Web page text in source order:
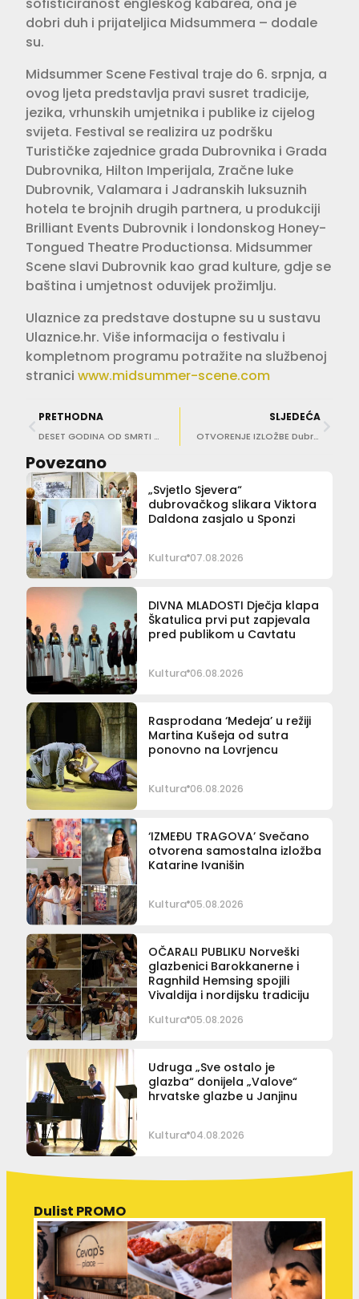
dobri duh i prijateljica Midsummera – dodale
su.
Midsummer Scene Festival traje do 6. srpnja, a
ovog ljeta predstavlja pravi susret tradicije,
jezika, vrhunskih umjetnika i publike iz cijelog
svijeta. Festival se realizira uz podršku
Turističke zajednice grada Dubrovnika i Grada
Dubrovnika, Hilton Imperijala, Zračne luke
Dubrovnik, Valamara i Jadranskih luksuznih
hotela te brojnih drugih partnera, u produkciji
Brilliant Events Dubrovnik i londonskog Honey-
Tongued Theatre Productionsa. Midsummer
Scene slavi Dubrovnik kao grad kulture, gdje se
baština i umjetnost oduvijek prožimlju.
Ulaznice za predstave dostupne su u sustavu
Ulaznice.hr. Više informacija o festivalu i
kompletnom programu potražite na službenoj
stranici www.midsummer-scene.com
PRETHODNA
DESET GODINA OD SMRTI VOLJENOG MAESTRA Koncert u sjećanje na Iva Dražinića
SLJEDEĆA
OTVORENJE IZLOŽBE Dubravka Lošić: Libertas Bells
Povezano
„Svjetlo Sjevera“
dubrovačkog slikara Viktora
Daldona zasjalo u Sponzi
Kultura 07.08.2026
DIVNA MLADOSTI Dječja klapa
Škatulica prvi put zapjevala
pred publikom u Cavtatu
Kultura 06.08.2026
Rasprodana ‘Medeja’ u režiji
Martina Kušeja od sutra
ponovno na Lovrjencu
Kultura 06.08.2026
‘IZMEĐU TRAGOVA’ Svečano
otvorena samostalna izložba
Katarine Ivanišin
Kultura 05.08.2026
OČARALI PUBLIKU Norveški
glazbenici Barokkanerne i
Ragnhild Hemsing spojili
Vivaldija i nordijsku tradiciju
Kultura 05.08.2026
Udruga „Sve ostalo je
glazba“ donijela „Valove“
hrvatske glazbe u Janjinu
Kultura 04.08.2026
Dulist PROMO